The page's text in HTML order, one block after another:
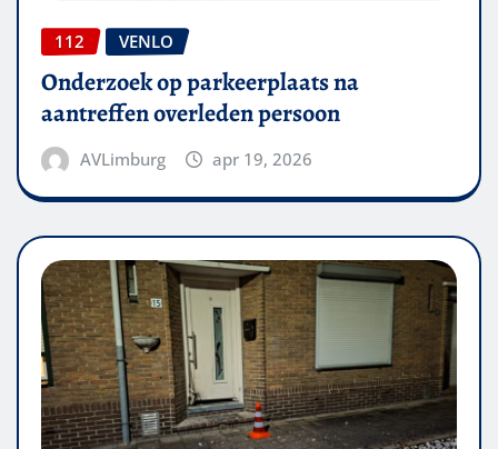
112 VENLO
Onderzoek op parkeerplaats na
aantreffen overleden persoon
AVLimburg apr 19, 2026